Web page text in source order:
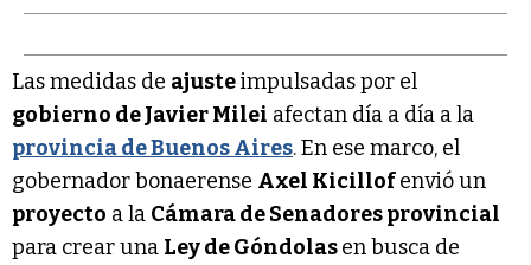
Las medidas de ajusteimpulsadas por el
gobierno de Javier Milei afectan día a día a la
provincia de Buenos Aires. En ese marco, el
gobernador bonaerense Axel Kicillofenvió un
proyecto a la Cámara de Senadores provincial
para crear una Ley de Góndolasen busca de